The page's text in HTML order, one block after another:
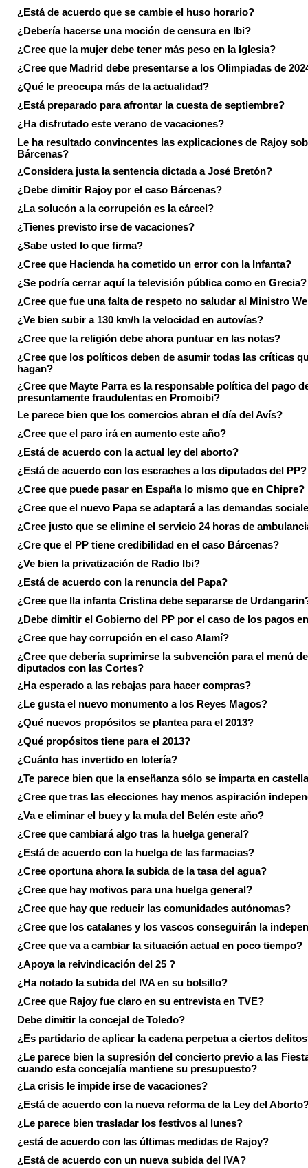
¿Está de acuerdo que se cambie el huso horario?
¿Debería hacerse una moción de censura en Ibi?
¿Cree que la mujer debe tener más peso en la Iglesia?
¿Cree que Madrid debe presentarse a los Olimpiadas de
¿Qué le preocupa más de la actualidad?
¿Está preparado para afrontar la cuesta de septiembre?
¿Ha disfrutado este verano de vacaciones?
Le ha resultado convincentes las explicaciones de Rajoy
Bárcenas?
¿Considera justa la sentencia dictada a José Bretón?
¿Debe dimitir Rajoy por el caso Bárcenas?
¿La solucón a la corrupción es la cárcel?
¿Tienes previsto irse de vacaciones?
¿Sabe usted lo que firma?
¿Cree que Hacienda ha cometido un error con la Infanta?
¿Se podría cerrar aquí la televisión pública como en Grecia?
¿Cree que fue una falta de respeto no saludar al Ministro
¿Ve bien subir a 130 km/h la velocidad en autovías?
¿Cree que la religión debe ahora puntuar en las notas?
¿Cree que los políticos deben de asumir todas las críticas
hagan?
¿Cree que Mayte Parra es la responsable política del pago
presuntamente fraudulentas en Promoibi?
Le parece bien que los comercios abran el día del Avís?
¿Cree que el paro irá en aumento este año?
¿Está de acuerdo con la actual ley del aborto?
¿Está de acuerdo con los escraches a los diputados del PP?
¿Cree que puede pasar en España lo mismo que en Chipre?
¿Cree que el nuevo Papa se adaptará a las demandas
¿Cree justo que se elimine el servicio 24 horas de
¿Cre que el PP tiene credibilidad en el caso Bárcenas?
¿Ve bien la privatización de Radio Ibi?
¿Está de acuerdo con la renuncia del Papa?
¿Cree que lla infanta Cristina debe separarse de
¿Debe dimitir el Gobierno del PP por el caso de los pagos
¿Cree que hay corrupción en el caso Alamí?
¿Cree que debería suprimirse la subvención para el menú
diputados con las Cortes?
¿Ha esperado a las rebajas para hacer compras?
¿Le gusta el nuevo monumento a los Reyes Magos?
¿Qué nuevos propósitos se plantea para el 2013?
¿Qué propósitos tiene para el 2013?
¿Cuánto has invertido en lotería?
¿Te parece bien que la enseñanza sólo se imparta en
¿Cree que tras las elecciones hay menos aspiración
¿Va e eliminar el buey y la mula del Belén este año?
¿Cree que cambiará algo tras la huelga general?
¿Está de acuerdo con la huelga de las farmacias?
¿Cree oportuna ahora la subida de la tasa del agua?
¿Cree que hay motivos para una huelga general?
¿Cree que hay que reducir las comunidades autónomas?
¿Cree que los catalanes y los vascos conseguirán la
¿Cree que va a cambiar la situación actual en poco tiempo?
¿Apoya la reivindicación del 25 ?
¿Ha notado la subida del IVA en su bolsillo?
¿Cree que Rajoy fue claro en su entrevista en TVE?
Debe dimitir la concejal de Toledo?
¿Es partidario de aplicar la cadena perpetua a ciertos
¿Le parece bien la supresión del concierto previo a las
cuando esta concejalía mantiene su presupuesto?
¿La crisis le impide irse de vacaciones?
¿Está de acuerdo con la nueva reforma de la Ley del
¿Le parece bien trasladar los festivos al lunes?
¿está de acuerdo con las últimas medidas de Rajoy?
¿Está de acuerdo con un nueva subida del IVA?